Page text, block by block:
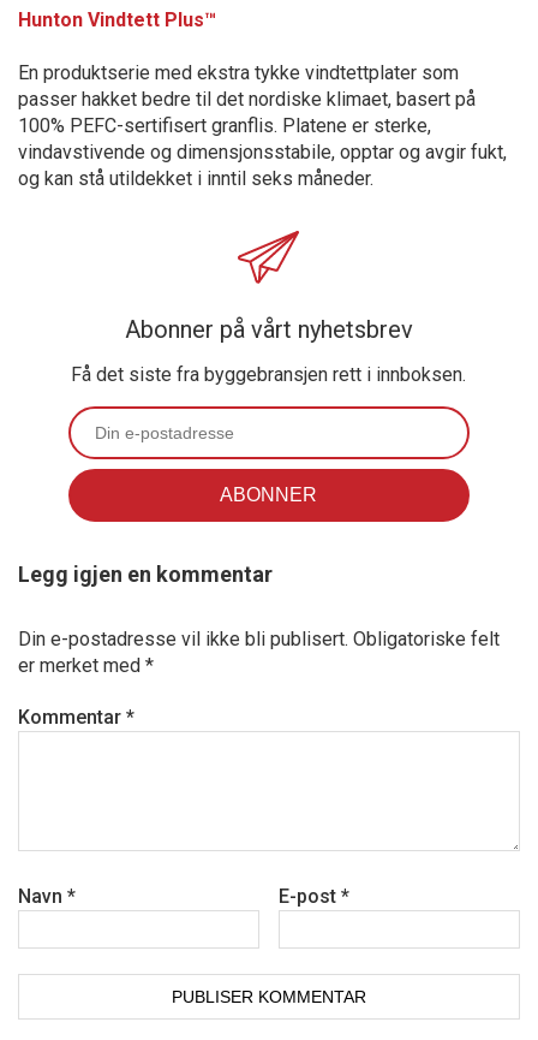
Hunton Vindtett Plus™
En produktserie med ekstra tykke vindtettplater som
passer hakket bedre til det nordiske klimaet, basert på
100% PEFC-sertifisert granflis. Platene er sterke,
vindavstivende og dimensjonsstabile, opptar og avgir fukt,
og kan stå utildekket i inntil seks måneder.
Abonner på vårt nyhetsbrev
Få det siste fra byggebransjen rett i innboksen.
Legg igjen en kommentar
Din e-postadresse vil ikke bli publisert. Obligatoriske felt
er merket med *
Kommentar *
Navn * E-post*